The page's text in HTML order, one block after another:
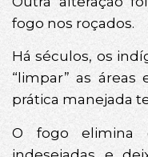
fogo nos roçados.
Há séculos, os
“limpar” as áreas
prática manejada
O fogo elimina